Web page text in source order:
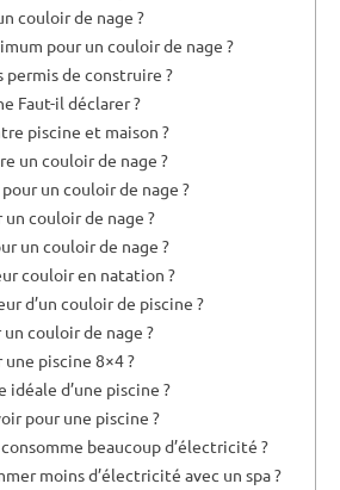
couloir de nage ?
pour un couloir de nage ?
permis de construire ?
Faut-il déclarer ?
piscine et maison ?
un couloir de nage ?
un couloir de nage ?
couloir de nage ?
un couloir de nage ?
couloir en natation ?
d’un couloir de piscine ?
couloir de nage ?
piscine 8×4 ?
d’une piscine ?
pour une piscine ?
beaucoup d’électricité ?
moins d’électricité avec un spa ?